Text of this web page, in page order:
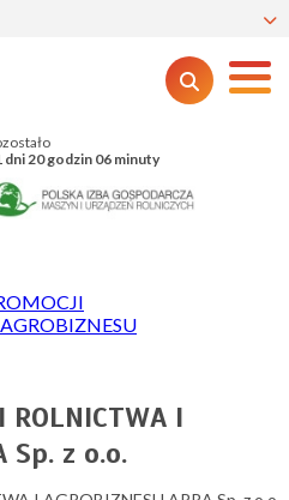
dni 20 godzin 06 minuty
ROLNICTWA I
Sp. z o.o.